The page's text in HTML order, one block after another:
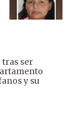
tras ser
y su